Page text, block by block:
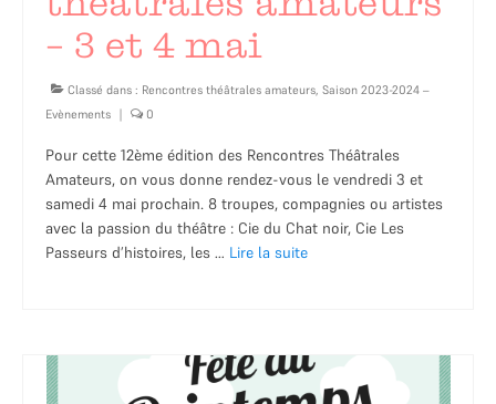
– 3 et 4 mai
Classé dans : Rencontres théâtrales amateurs, Saison 2023-2024 –
Evènements
0
Pour cette 12ème édition des Rencontres Théâtrales
Amateurs, on vous donne rendez-vous le vendredi 3 et
samedi 4 mai prochain. 8 troupes, compagnies ou artistes
avec la passion du théâtre : Cie du Chat noir, Cie Les
Passeurs d’histoires, les … Lire la suite­­